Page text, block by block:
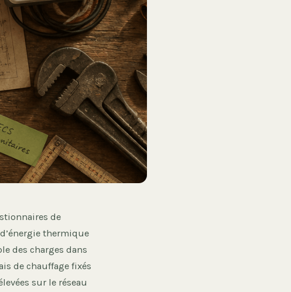
de
thermique
des charges dans
de chauffage fixés
sur le réseau